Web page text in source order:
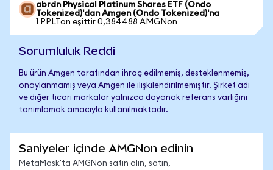
abrdn Physical Platinum Shares ETF (Ondo
Tokenized)'dan Amgen (Ondo Tokenized)'na
1 PPLTon eşittir 0,384488 AMGNon
Sorumluluk Reddi
Bu ürün Amgen tarafından ihraç edilmemiş, desteklenmemiş,
onaylanmamış veya Amgen ile ilişkilendirilmemiştir. Şirket adı
ve diğer ticari markalar yalnızca dayanak referans varlığını
tanımlamak amacıyla kullanılmaktadır.
Saniyeler içinde AMGNon edinin
MetaMask'ta AMGNon satın alın, satın,